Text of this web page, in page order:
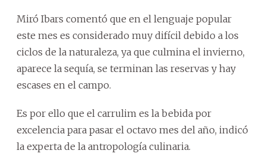
Miró Ibars comentó que en el lenguaje popular
este mes es considerado muy difícil debido a los
ciclos de la naturaleza, ya que culmina el invierno,
aparece la sequía, se terminan las reservas y hay
escases en el campo.
Es por ello que el carrulim es la bebida por
excelencia para pasar el octavo mes del año, indicó
la experta de la antropología culinaria.